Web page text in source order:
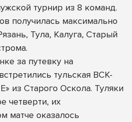
турнир из 8 команд.
получилась максимально
Тула, Калуга, Старый
за путевку на
тульская ВСК-
из Старого Оскола. Туляки
четверти, их
матче оказалось